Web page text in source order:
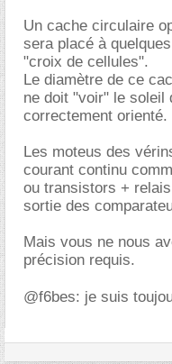
Un cache circulaire
sera placé à
"croix de cellules".
Le diamètre de ce
ne doit "voir" le soleil
correctement orienté.
Les moteus des
courant continu
ou transistors +
sortie des
Mais vous ne nous
précision requis.
@f6bes: je suis